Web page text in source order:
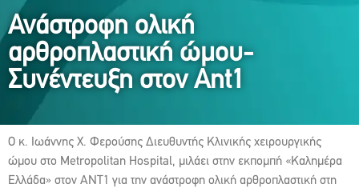
Ανάστροφη ολική
αρθροπλαστική ώμου-
Συνέντευξη στον Ant1
Ο κ. Ιωάννης Χ. Φερούσης Διευθυντής Κλινικής χειρουργικής
ώμου στο Metropolitan Hospital, μιλάει στην εκπομπή «Καλημέρα
Ελλάδα» στον ΑΝΤ1 για την ανάστροφη ολική αρθροπλαστική στη